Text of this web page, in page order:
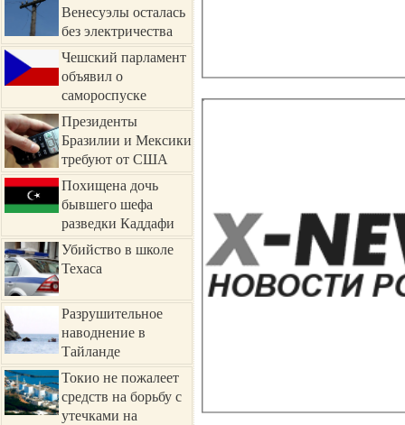
Венесуэлы осталась
без электричества
Чешский парламент
объявил о
самороспуске
Президенты
Бразилии и Мексики
требуют от США
объяснений
Похищена дочь
бывшего шефа
разведки Каддафи
Убийство в школе
Техаса
Разрушительное
наводнение в
Тайланде
Токио не пожалеет
средств на борьбу с
утечками на